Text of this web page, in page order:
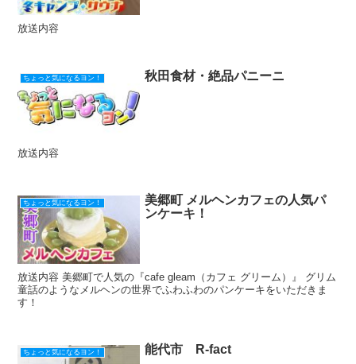
放送内容
ちょっと気になるヨン！ 秋田食材・絶品パニーニ
放送内容
ちょっと気になるヨン！
美郷町 メルヘンカフェの人気パ
ンケーキ！
放送内容 美郷町で人気の『cafe gleam（カフェ グリーム）』 グリム
童話のようなメルヘンの世界でふわふわのパンケーキをいただきま
す！
ちょっと気になるヨン！ 能代市 R-fact